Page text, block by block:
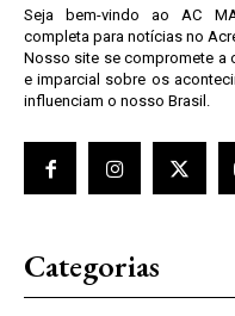
Seja bem-vindo ao AC
completa para notícias no
Nosso site se compromete a
e imparcial sobre os
influenciam o nosso Brasil.
Categorias